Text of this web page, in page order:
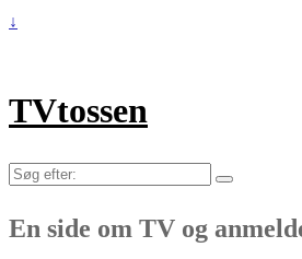
↓
TVtossen
Søg
En side om TV og